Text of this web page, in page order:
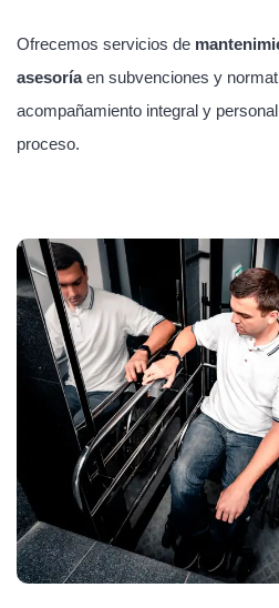
Ofrecemos servicios de
asesoríaen subvenciones y
acompañamiento integral y
proceso.